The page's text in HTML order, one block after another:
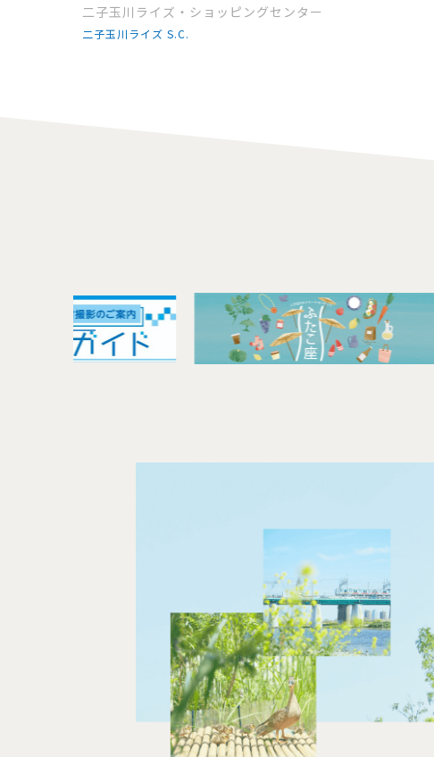
二子玉川ライズ・ショッピングセンター
二子玉川ライズ S.C.